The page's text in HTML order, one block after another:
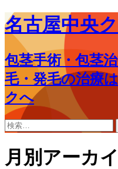
名古屋中央
包茎手術・包茎
毛・発毛の治療
クへ
コ
ン
テ
ン
検
索:
月別アーカ